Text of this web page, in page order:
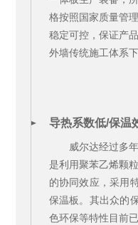
格按照国家质量管
稳定可控，保证产
外墙传统施工体系
导热系数低/保温
威尔达经过多
是利用聚苯乙烯颗
的协同效应，采用
保温板。其出众的
色环保等特性目前